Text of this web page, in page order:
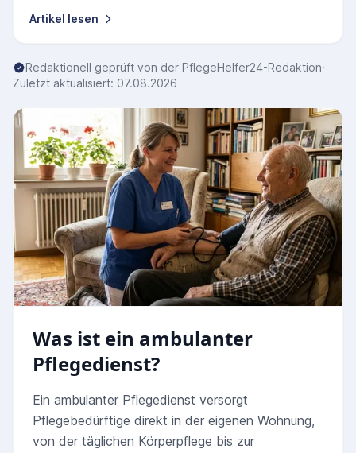
Artikel lesen
Redaktionell geprüft von der PflegeHelfer24-Redaktion·
Zuletzt aktualisiert: 07.08.2026
Was ist ein ambulanter
Pflegedienst?
Ein ambulanter Pflegedienst versorgt
Pflegebedürftige direkt in der eigenen Wohnung,
von der täglichen Körperpflege bis zur